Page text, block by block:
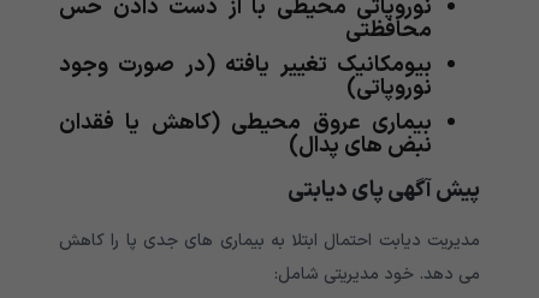
نوروپاتی محیطی با از دست دادن حس
محافظتی
بیومکانیک تغییر یافته (در صورت وجود
نوروپاتی)
بیماری عروق محیطی (کاهش یا فقدان
نبض های پدال)
پیش آگهی پای دیابتی
مدیریت دیابت احتمال ابتلا به بیماری های جدی پا را کاهش
می دهد. خود مدیریتی شامل: